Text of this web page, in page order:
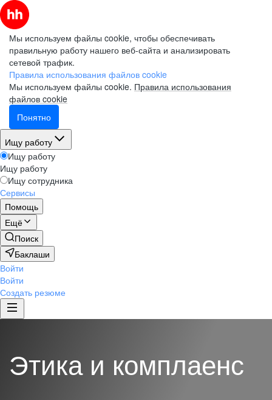
Мы используем файлы cookie, чтобы обеспечивать
правильную работу нашего веб-сайта и анализировать
сетевой трафик.
Правила использования файлов cookie
Мы используем файлы cookie. Правила использования
файлов cookie
Понятно
Ищу работу
Ищу работу
Ищу работу
Ищу сотрудника
Сервисы
Помощь
Ещё
Поиск
Баклаши
Войти
Войти
Создать резюме
Этика и комплаенс